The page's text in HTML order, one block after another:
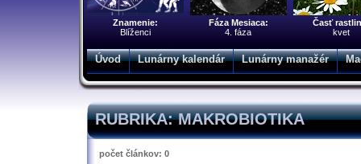
Znamenie:
Blíženci
Fáza Mesiaca:
4. fáza
Časť
kvet
Úvod Lunárny kalendár Lunárny manažér
RUBRIKA: MAKROBIOTIKA
počet článkov: 0